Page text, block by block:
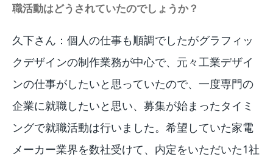
職活動はどうされていたのでしょうか？
久下さん：個人の仕事も順調でしたがグラフィッ
クデザインの制作業務が中心で、元々工業デザイ
ンの仕事がしたいと思っていたので、一度専門の
企業に就職したいと思い、募集が始まったタイミ
ングで就職活動は行いました。希望していた家電
メーカー業界を数社受けて、内定をいただいた1社